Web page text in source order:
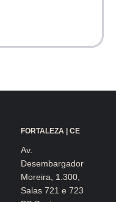
FORTALEZA | CE
Av.
Desembargador
Moreira, 1.300,
Salas 721 e 723